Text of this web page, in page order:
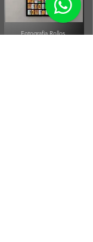
Fotografia Rollos